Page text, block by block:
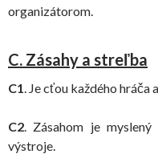
organizátorom.
C. Zásahy a streľba
C1. Je cťou každého hráča
C2. Zásahom je
výstroje.